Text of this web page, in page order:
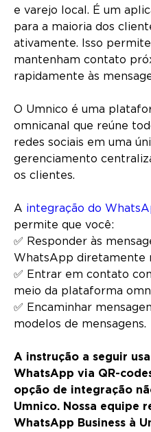
e varejo local. É um
para a maioria dos
ativamente. Isso
mantenham contato
rapidamente às
O Umnico é uma
omnicanal que reúne
redes sociais em uma
gerenciamento
os clientes.
A integração do
permite que você:
✅ Responder às
WhatsApp diretamente
✅ Entrar em contato
meio da plataforma
✅ Encaminhar
modelos de mensagens.
A instrução a seguir
WhatsApp via QR-
opção de integração
Umnico. Nossa equipe
WhatsApp Business à